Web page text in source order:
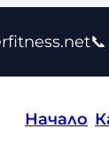
Начало